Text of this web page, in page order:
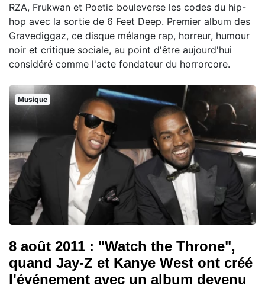
RZA, Frukwan et Poetic bouleverse les codes du hip-
hop avec la sortie de 6 Feet Deep. Premier album des
Gravediggaz, ce disque mélange rap, horreur, humour
noir et critique sociale, au point d'être aujourd'hui
considéré comme l'acte fondateur du horrorcore.
Musique
8 août 2011 : "Watch the Throne",
quand Jay-Z et Kanye West ont créé
l'événement avec un album devenu